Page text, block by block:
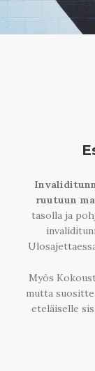
ruutuun
tasolla ja
Myös
mutta
eteläiselle